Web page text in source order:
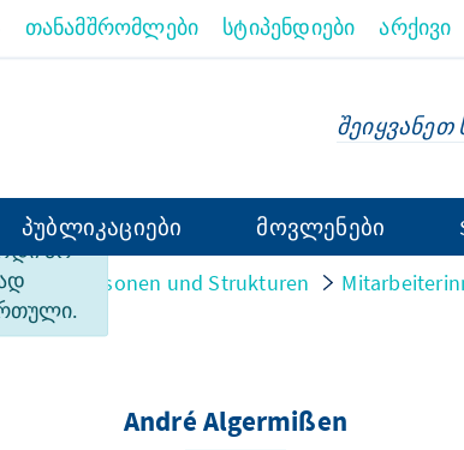
არ
თანამშრომლები სტიპენდიები არქივი
პუბლიკაციები მოვლენები
Personen und Strukturen
André Algermißen